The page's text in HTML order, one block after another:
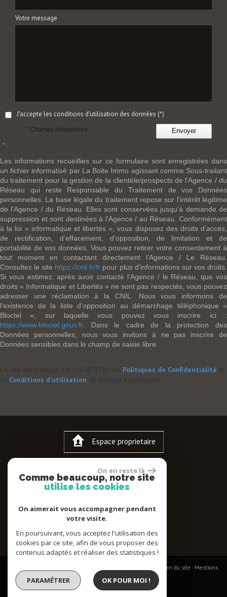
Votre message
J'accepte les conditions d'utilisation des données (*)
Envoyer
* Champs obligatoires
* :
Les informations recueillies sur ce formulaire sont enregistrées dans
un fichier informatisé par La Boite Immo agissant comme Sous-traitant
du traitement pour la gestion de la clientèle/prospects de l'Agence / du
Réseau qui reste Responsable du Traitement de vos Données
personnelles. La base légale du traitement repose sur l'intérêt légitime
de l'Agence / du Réseau. Elles sont conservées jusqu'à demande de
suppression et sont destinées à l'Agence / au Réseau. Conformément
à la loi « informatique et libertés », vous disposez des droits d’accès,
de rectification, d’effacement, d’opposition, de limitation et de
portabilité de vos données. Vous pouvez retirer votre consentement à
tout moment en contactant directement l’Agence / Le Réseau.
Consultez le site https://cnil.fr/fr pour plus d’informations sur vos droits.
Si vous estimez, après avoir contacté l'Agence / le Réseau, que vos
droits « Informatique et Libertés » ne sont pas respectés, vous pouvez
adresser une réclamation à la CNIL. Nous vous informons de
l’existence de la liste d'opposition au démarchage téléphonique «
Bloctel », sur laquelle vous pouvez vous inscrire ici :
https://www.bloctel.gouv.fr. Dans le cadre de la protection des
Données personnelles, nous vous invitons à ne pas inscrire de
Données sensibles dans le champ de saisie libre.
Politiques de Confidentialité
Conditions d'utilisation
Espace proprietaire
Plan du site - Mentions
légales
Nos honoraires Partenaires Politique RGPD
On en reste là
Comme beaucoup, notre site
utilise les cookies
On aimerait vous accompagner pendant
votre visite.
En poursuivant, vous acceptez l'utilisation des
cookies par ce site, afin de vous proposer des
contenus adaptés et réaliser des statistiques !
PARAMÉTRER OK POUR MOI !